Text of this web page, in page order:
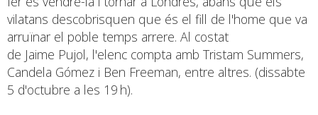
vilatans descobrisquen que és el fill de l'home que va
arruïnar el poble temps arrere. Al costat
de Jaime Pujol, l'elenc compta amb Tristam Summers,
Candela Gómez i Ben Freeman, entre altres. (dissabte
5 d'octubre a les 19 h).